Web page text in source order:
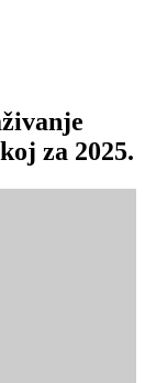
za 2025.